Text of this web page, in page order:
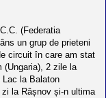
(Federatia
un grup de prieteni
circuit în care am stat
(Ungaria), 2 zile la
la Balaton
la Râșnov și-n ultima